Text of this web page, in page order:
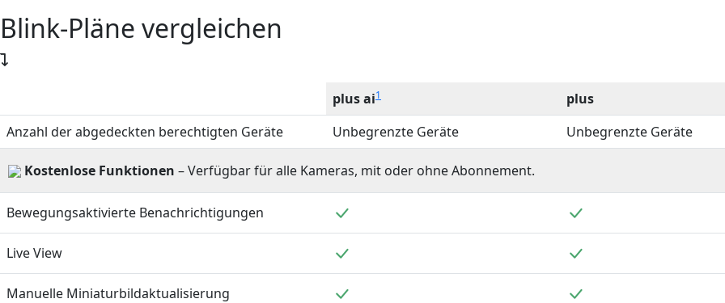
Blink-Pläne vergleichen
plus ai1 plus
Anzahl der abgedeckten berechtigten Geräte
Unbegrenzte Geräte Unbegrenzte Geräte
Kostenlose Funktionen – Verfügbar für alle Kameras, mit oder ohne Abonnement.
Bewegungsaktivierte Benachrichtigungen
Live View
Manuelle Miniaturbildaktualisierung